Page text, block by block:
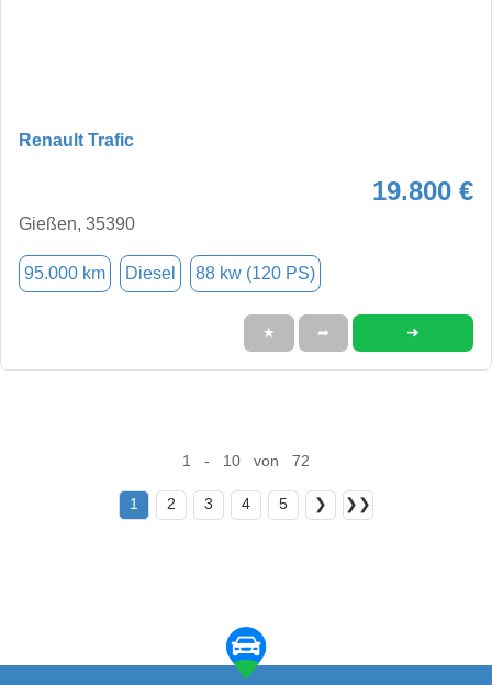
Renault Trafic
19.800 €
Gießen, 35390
95.000 km Diesel 88 kw (120 PS)
★ ➦ ➜
1 - 10 von 72
1 2 3 4 5 ❯ ❯❯